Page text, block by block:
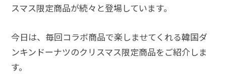
スマス限定商品が続々と登場しています。
今日は、毎回コラボ商品で楽しませてくれる韓国ダ
ンキンドーナツのクリスマス限定商品をご紹介しま
す。